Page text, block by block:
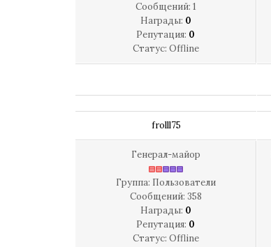
Сообщений: 1
Награды: 0
Репутация: 0
Статус: Offline
frolll75
Генерал-майор
Группа: Пользователи
Сообщений: 358
Награды: 0
Репутация: 0
Статус: Offline